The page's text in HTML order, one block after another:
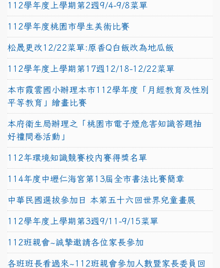
112學年度上學期第2週9/4-9/8菜單
112學年度桃園市學生美術比賽
松晟更改12/22菜單:原香Q白飯改為地瓜飯
112學年度上學期第17週12/18-12/22菜單
本市霞雲國小辦理本市112學年度「月經教育及性別
平等教育」繪畫比賽
本府衛生局辦理之「桃園市電子煙危害知識答題抽
好禮問卷活動」
112年環境知識競賽校內賽得獎名單
114年度中壢仁海宮第13屆全市書法比賽簡章
中華民國選拔參加日 本第五十六回世界兒童畫展
112學年度上學期第3週9/11-9/15菜單
112班親會~誠摯邀請各位家長參加
各班班長看過來~112班親會參加人數暨家長委員回